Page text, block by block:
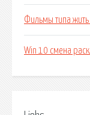
Фильмы типа
Win 10 смена